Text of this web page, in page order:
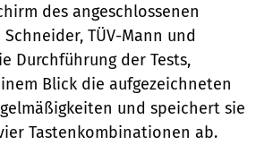
des angeschlossenen
Schneider, TÜV-Mann und
Durchführung der Tests,
Blick die aufgezeichneten
und speichert sie
Tastenkombinationen ab.